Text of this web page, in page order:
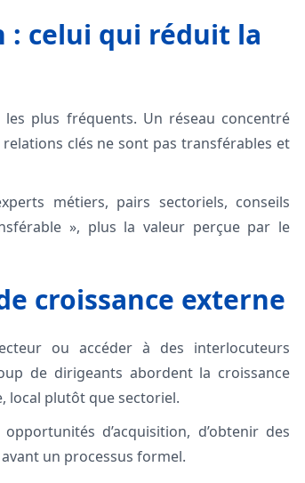
: celui qui réduit la
plus fréquents. Un réseau concentré
clés ne sont pas transférables et
métiers, pairs sectoriels, conseils
», plus la valeur perçue par le
croissance externe
ou accéder à des interlocuteurs
de dirigeants abordent la croissance
local plutôt que sectoriel.
d’acquisition, d’obtenir des
un processus formel.